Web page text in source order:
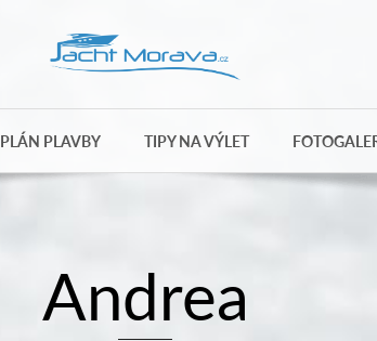
PLÁN PLAVBY TIPY NA VÝLET
Andrea